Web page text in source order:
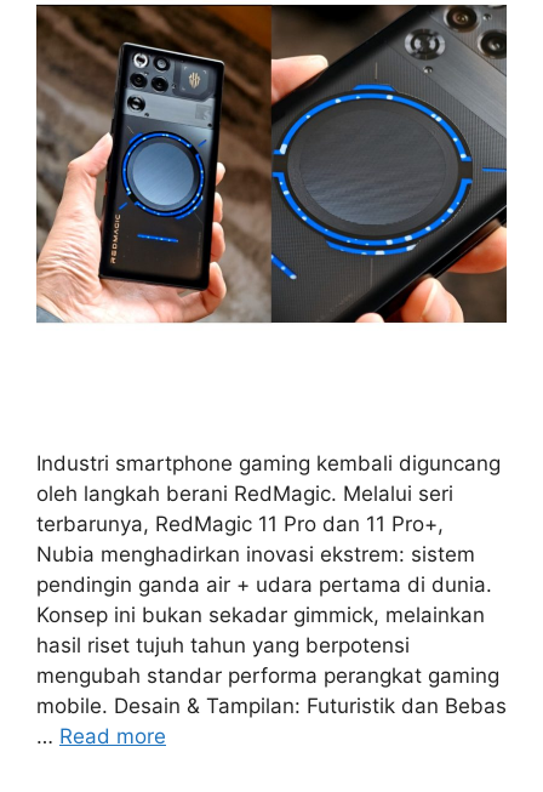
Industri smartphone gaming kembali diguncang
oleh langkah berani RedMagic. Melalui seri
terbarunya, RedMagic 11 Pro dan 11 Pro+,
Nubia menghadirkan inovasi ekstrem: sistem
pendingin ganda air + udara pertama di dunia.
Konsep ini bukan sekadar gimmick, melainkan
hasil riset tujuh tahun yang berpotensi
mengubah standar performa perangkat gaming
mobile. Desain & Tampilan: Futuristik dan Bebas
… Read more